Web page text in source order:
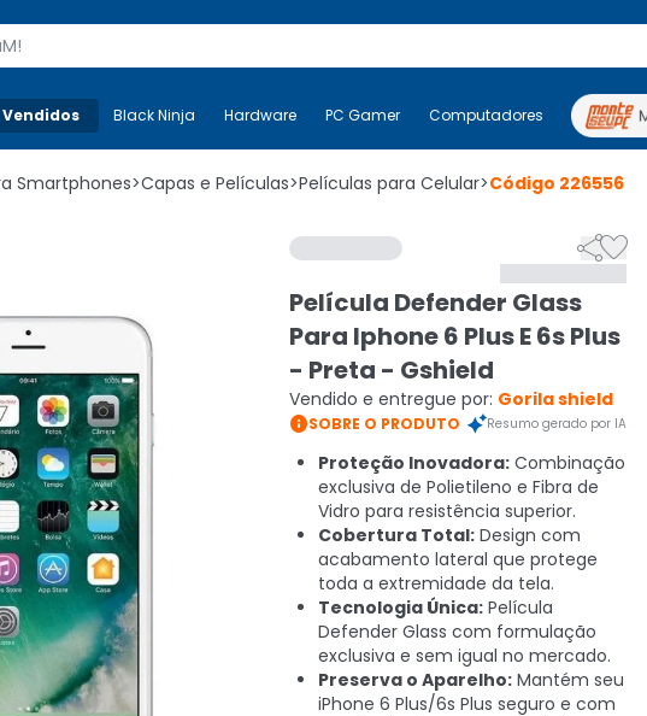
Mais-v- Black Ninja Hardware PC Gamer Computadores
Black Ninja Hardware PC Gamer Computadores Periféricos
Smartphones>Capas e Películas>Películas para Celular>Código 226556

Película Defender Glass
Para Iphone 6 Plus E 6s Plus
- Preta - Gshield
Vendido e entregue por: Gorila shield
SOBRE O PRODUTO Resumo gerado por IA
Proteção Inovadora: Combinação
exclusiva de Polietileno e Fibra de
Vidro para resistência superior.
Cobertura Total: Design com
acabamento lateral que protege
toda a extremidade da tela.
Tecnologia Única: Película
Defender Glass com formulação
exclusiva e sem igual no mercado.
Preserva o Aparelho: Mantém seu
iPhone 6 Plus/6s Plus seguro e com